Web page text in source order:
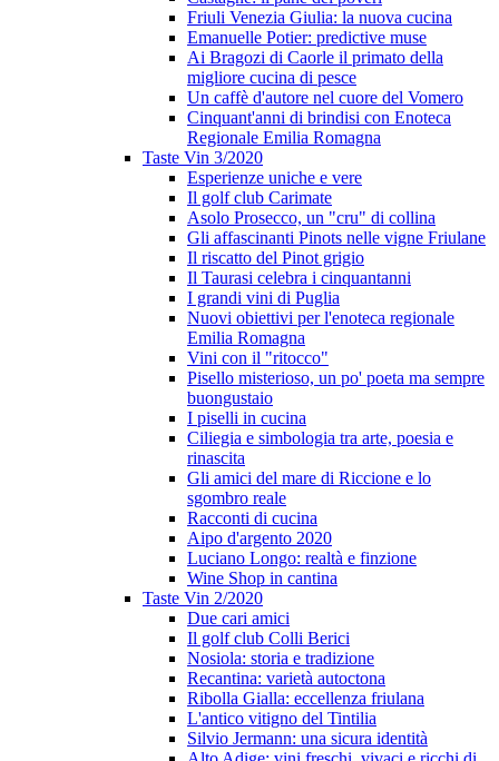
Friuli Venezia Giulia: la nuova cucina
Emanuelle Potier: predictive muse
Ai Bragozi di Caorle il primato della
migliore cucina di pesce
Un caffè d'autore nel cuore del Vomero
Cinquant'anni di brindisi con Enoteca
Regionale Emilia Romagna
Taste Vin 3/2020
Esperienze uniche e vere
Il golf club Carimate
Asolo Prosecco, un "cru" di collina
Gli affascinanti Pinots nelle vigne Friulane
Il riscatto del Pinot grigio
Il Taurasi celebra i cinquantanni
I grandi vini di Puglia
Nuovi obiettivi per l'enoteca regionale
Emilia Romagna
Vini con il "ritocco"
Pisello misterioso, un po' poeta ma sempre
buongustaio
I piselli in cucina
Ciliegia e simbologia tra arte, poesia e
rinascita
Gli amici del mare di Riccione e lo
sgombro reale
Racconti di cucina
Aipo d'argento 2020
Luciano Longo: realtà e finzione
Wine Shop in cantina
Taste Vin 2/2020
Due cari amici
Il golf club Colli Berici
Nosiola: storia e tradizione
Recantina: varietà autoctona
Ribolla Gialla: eccellenza friulana
L'antico vitigno del Tintilia
Silvio Jermann: una sicura identità